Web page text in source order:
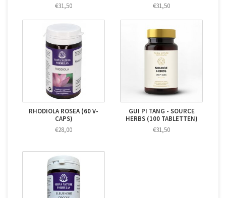
€31,50
€31,50
RHODIOLA ROSEA (60 V-
CAPS)
€28,00
GUI PI TANG - SOURCE
HERBS (100 TABLETTEN)
€31,50